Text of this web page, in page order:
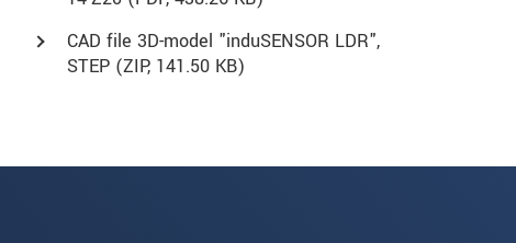
CAD file 3D-model "induSENSOR LDR",
STEP (ZIP, 141.50 KB)